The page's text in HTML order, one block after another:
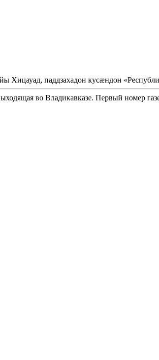
паддзахадон кусæндон
во Владикавказе. Первый номер